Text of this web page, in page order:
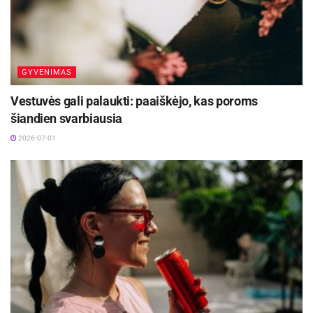
16 - +
Giedrė MIČIŪNIENĖ,
GYVENIMAS
Vestuvės gali palaukti: paaiškėjo, kas poroms
šiandien svarbiausia
2026-07-01